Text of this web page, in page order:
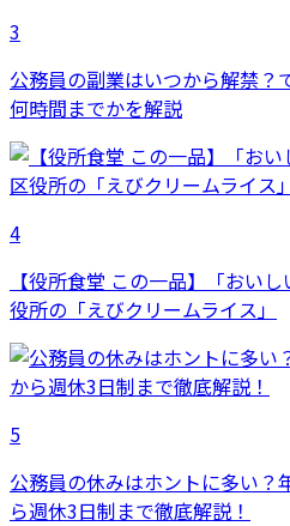
3
公務員の副業はいつから解禁？
何時間までかを解説
4
【役所食堂 この一品】「おい
役所の「えびクリームライス」
5
公務員の休みはホントに多い？
ら週休3日制まで徹底解説！